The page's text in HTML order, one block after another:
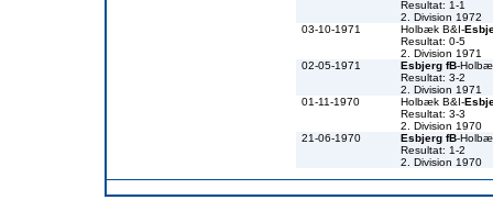
Resultat: 1-1
2. Division 1972
03-10-1971
Holbæk B&I-
Resultat: 0-5
2. Division 1971
02-05-1971
Esbjerg fB-
Resultat: 3-2
2. Division 1971
01-11-1970
Holbæk B&I-
Resultat: 3-3
2. Division 1970
21-06-1970
Esbjerg fB-
Resultat: 1-2
2. Division 1970